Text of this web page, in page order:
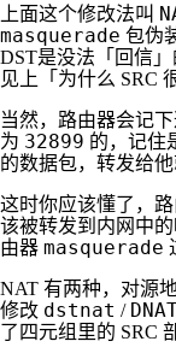
上面这个修改法叫
masquerade 包伪
DST是没法「回信
见上「为什么 SRC
当然，路由器会记
为 32899 的，记住
的数据包，转发给他
这时你应该懂了，
该被转发到内网中
由器 masquerade
NAT 有两种，对源
修改 dstnat /
了四元组里的 SRC